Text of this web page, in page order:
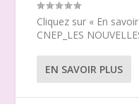
Cliquez sur « En
CNEP_LES
EN SAVOIR PLUS